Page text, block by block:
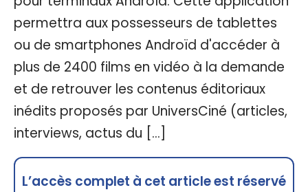
permettra aux possesseurs de tablettes
ou de smartphones Androïd d'accéder à
plus de 2400 films en vidéo à la demande
et de retrouver les contenus éditoriaux
inédits proposés par UniversCiné (articles,
interviews, actus du […]
L’accès complet à cet article est réservé